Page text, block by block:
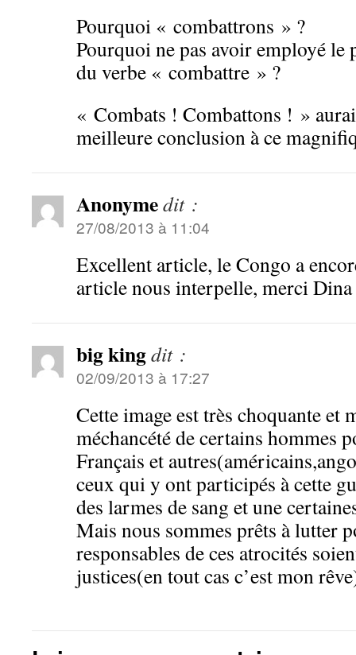
Pourquoi « combattrons » ?
Pourquoi ne pas avoir employé le
du verbe « combattre » ?
« Combats ! Combattons ! »
meilleure conclusion à ce
Anonymedit :
27/08/2013 à 11:04
Excellent article, le Congo a
article nous interpelle, merci
big kingdit :
02/09/2013 à 17:27
Cette image est très choquante et
méchancété de certains hommes
Français et
ceux qui y ont participés à cette
des larmes de sang et une
Mais nous sommes prêts à lutter
responsables de ces atrocités
justices(en tout cas c’est mon